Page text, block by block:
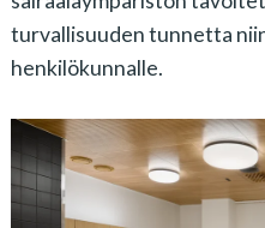
turvallisuuden tunnetta
henkilökunnalle.